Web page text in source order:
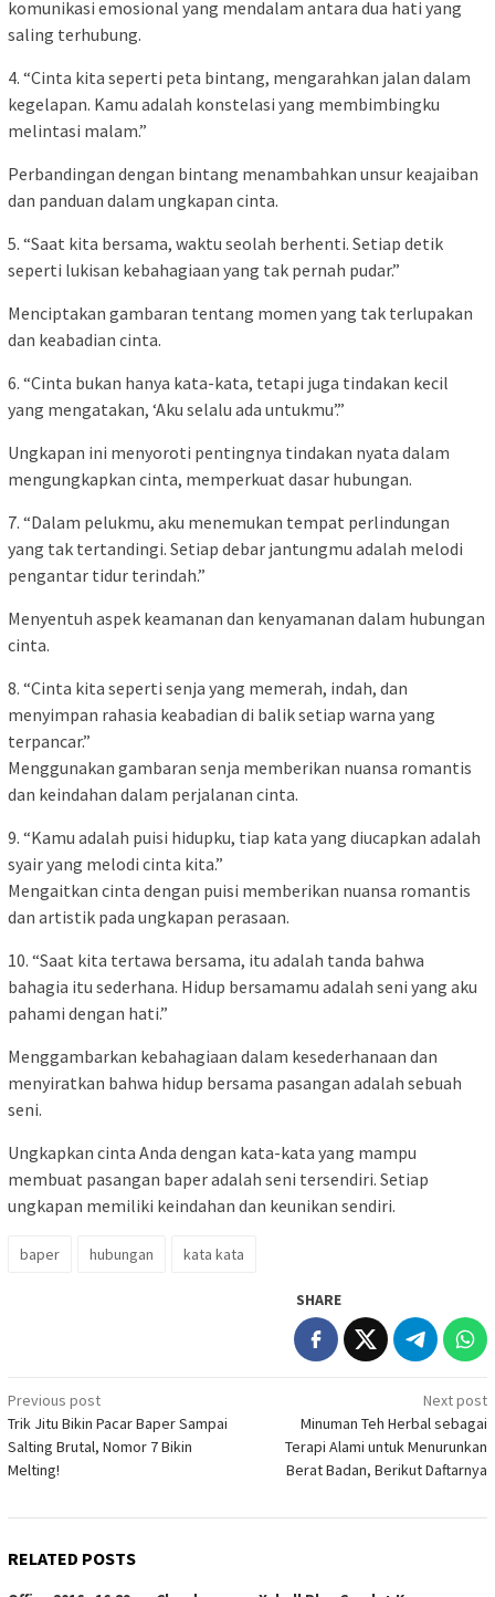
komunikasi emosional yang mendalam antara dua hati yang
saling terhubung.
4. “Cinta kita seperti peta bintang, mengarahkan jalan dalam
kegelapan. Kamu adalah konstelasi yang membimbingku
melintasi malam.”
Perbandingan dengan bintang menambahkan unsur keajaiban
dan panduan dalam ungkapan cinta.
5. “Saat kita bersama, waktu seolah berhenti. Setiap detik
seperti lukisan kebahagiaan yang tak pernah pudar.”
Menciptakan gambaran tentang momen yang tak terlupakan
dan keabadian cinta.
6. “Cinta bukan hanya kata-kata, tetapi juga tindakan kecil
yang mengatakan, ‘Aku selalu ada untukmu’.”
Ungkapan ini menyoroti pentingnya tindakan nyata dalam
mengungkapkan cinta, memperkuat dasar hubungan.
7. “Dalam pelukmu, aku menemukan tempat perlindungan
yang tak tertandingi. Setiap debar jantungmu adalah melodi
pengantar tidur terindah.”
Menyentuh aspek keamanan dan kenyamanan dalam hubungan
cinta.
8. “Cinta kita seperti senja yang memerah, indah, dan
menyimpan rahasia keabadian di balik setiap warna yang
terpancar.”
Menggunakan gambaran senja memberikan nuansa romantis
dan keindahan dalam perjalanan cinta.
9. “Kamu adalah puisi hidupku, tiap kata yang diucapkan adalah
syair yang melodi cinta kita.”
Mengaitkan cinta dengan puisi memberikan nuansa romantis
dan artistik pada ungkapan perasaan.
10. “Saat kita tertawa bersama, itu adalah tanda bahwa
bahagia itu sederhana. Hidup bersamamu adalah seni yang aku
pahami dengan hati.”
Menggambarkan kebahagiaan dalam kesederhanaan dan
menyiratkan bahwa hidup bersama pasangan adalah sebuah
seni.
Ungkapkan cinta Anda dengan kata-kata yang mampu
membuat pasangan baper adalah seni tersendiri. Setiap
ungkapan memiliki keindahan dan keunikan sendiri.
baper hubungan kata kata
SHARE
Post
navigation
Previous post
Trik Jitu Bikin Pacar Baper Sampai
Salting Brutal, Nomor 7 Bikin
Melting!
Next post
Minuman Teh Herbal sebagai
Terapi Alami untuk Menurunkan
Berat Badan, Berikut Daftarnya
RELATED POSTS